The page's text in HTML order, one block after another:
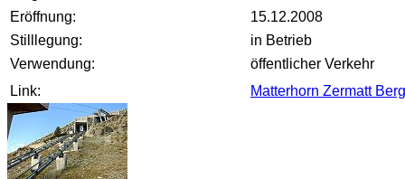
Eröffnung:
15.12.2008
Stilllegung:
in Betrieb
Verwendung:
öffentlicher Verkehr
Link:
Matterhorn Zermatt